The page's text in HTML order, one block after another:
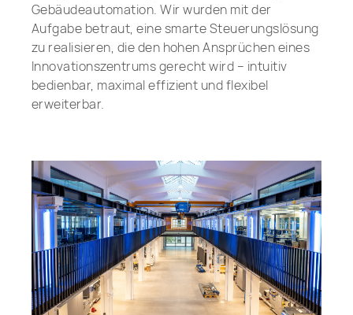
Gebäudeautomation. Wir wurden mit der
Aufgabe betraut, eine smarte Steuerungslösung
zu realisieren, die den hohen Ansprüchen eines
Innovationszentrums gerecht wird – intuitiv
bedienbar, maximal effizient und flexibel
erweiterbar.